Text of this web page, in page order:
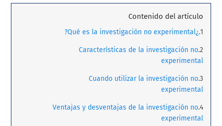
Contenido del artículo
¿Qué es la investigación no experimental?
Características de la investigación no
experimental
Cuando utilizar la investigación no
experimental
Ventajas y desventajas de la investigación no
experimental